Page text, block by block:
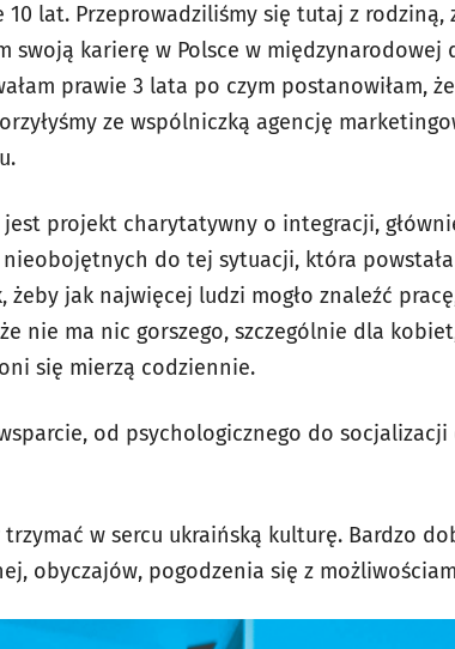
10 lat. Przeprowadziliśmy się tutaj z
swoją karierę w Polsce w
prawie 3 lata po czym postanowiłam,
ze wspólniczką agencję
projekt charytatywny o integracji,
nieobojętnych do tej sytuacji, która
jak najwięcej ludzi mogło znaleźć
nie ma nic gorszego, szczególnie dla
się mierzą codziennie.
od psychologicznego do
w sercu ukraińską kulturę. Bardzo
obyczajów, pogodzenia się z